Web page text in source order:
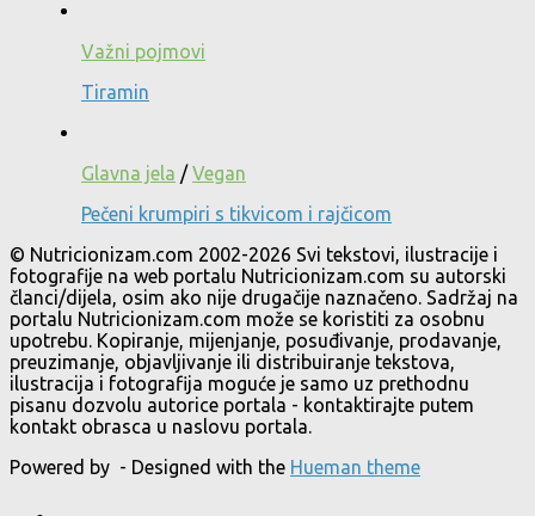
Važni pojmovi
Tiramin
Glavna jela /Vegan
Pečeni krumpiri s tikvicom i rajčicom
© Nutricionizam.com 2002-2026 Svi tekstovi, ilustracije i
fotografije na web portalu Nutricionizam.com su autorski
članci/dijela, osim ako nije drugačije naznačeno. Sadržaj na
portalu Nutricionizam.com može se koristiti za osobnu
upotrebu. Kopiranje, mijenjanje, posuđivanje, prodavanje,
preuzimanje, objavljivanje ili distribuiranje tekstova,
ilustracija i fotografija moguće je samo uz prethodnu
pisanu dozvolu autorice portala - kontaktirajte putem
kontakt obrasca u naslovu portala.
Powered by - Designed with the Hueman theme